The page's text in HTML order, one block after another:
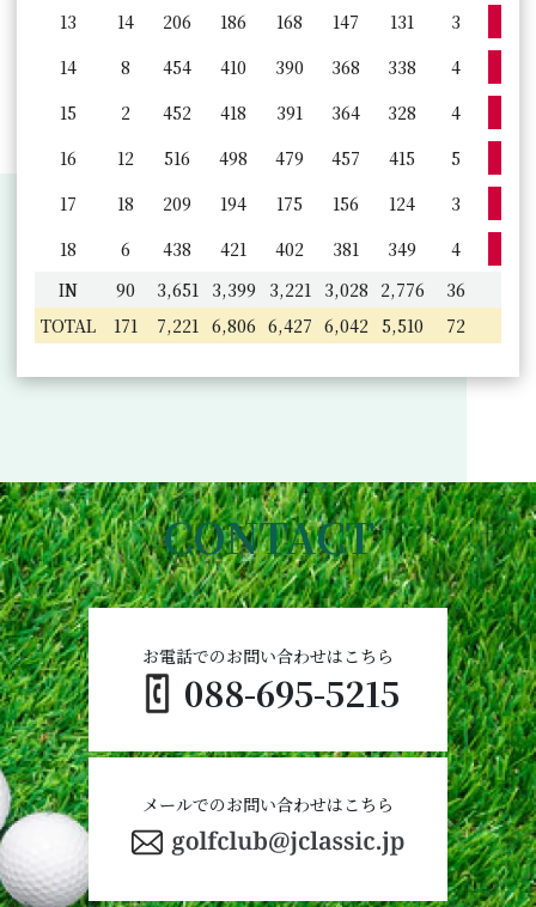
13
14 206 186 168 147 131 3
14
8 454 410 390 368 338 4
15
2 452 418 391 364 328 4
16
12 516 498 479 457 415 5
17
18 209 194 175 156 124 3
18
6 438 421 402 381 349 4
IN
90 3,651 3,399 3,221 3,028 2,776
36
TOTAL
171 7,221 6,806 6,427 6,042 5,510 72
CONTACT
088-695-5215
お電話でのお問い合わせはこちら
メールでのお問い合わせはこちら